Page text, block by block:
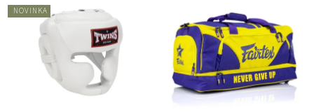
NOVINKA